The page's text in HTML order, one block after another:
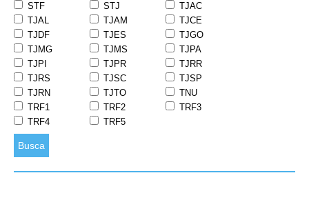
STF STJ
TJAC
TJAL
TJAM
TJCE
TJDF
TJES
TJGO
TJMG
TJMS
TJPA
TJPI
TJPR
TJRR
TJRS
TJSC
TJSP
TJRN
TJTO
TNU
TRF1
TRF2
TRF3
TRF4
TRF5
Busca